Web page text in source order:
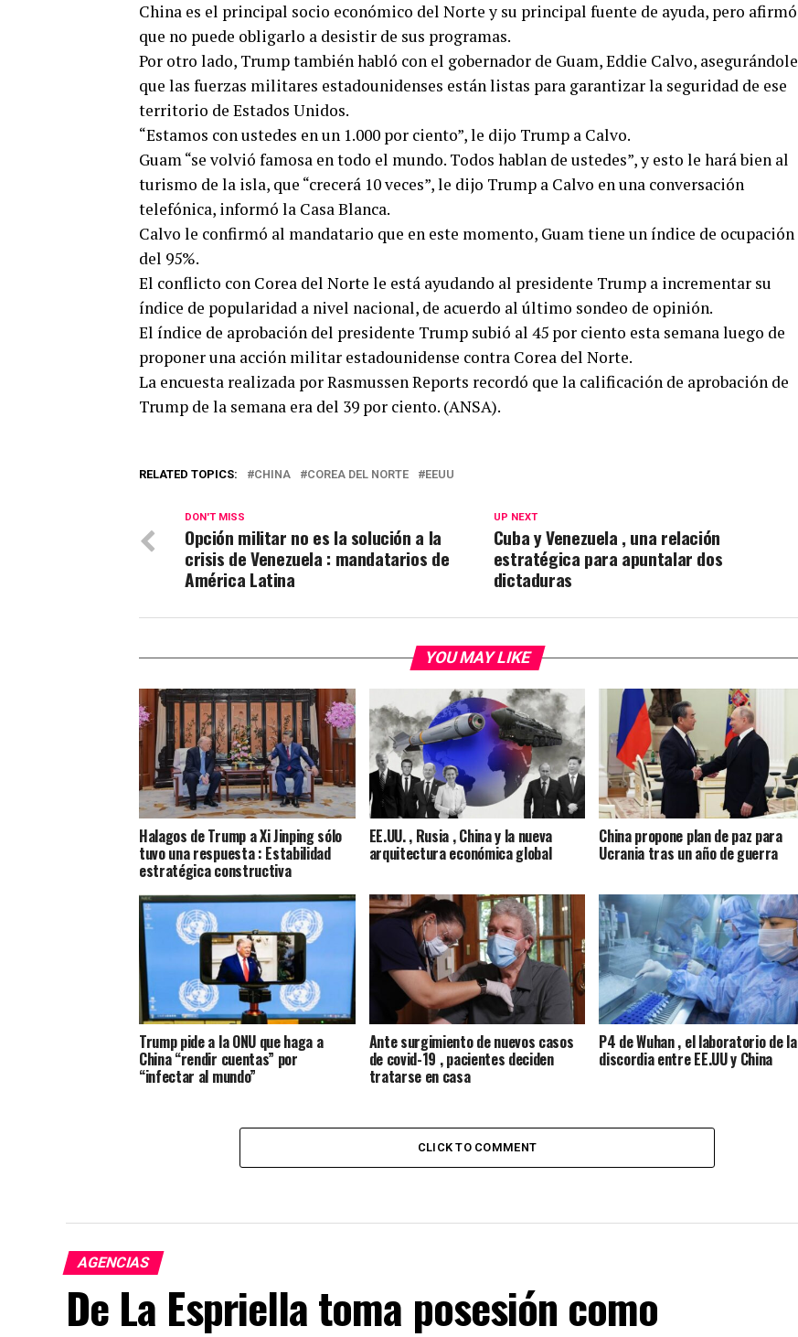
China es el principal socio económico del Norte y su principal fuente de ayuda, pero afirmó
que no puede obligarlo a desistir de sus programas.
Por otro lado, Trump también habló con el gobernador de Guam, Eddie Calvo, asegurándole
que las fuerzas militares estadounidenses están listas para garantizar la seguridad de ese
territorio de Estados Unidos.
“Estamos con ustedes en un 1.000 por ciento”, le dijo Trump a Calvo.
Guam “se volvió famosa en todo el mundo. Todos hablan de ustedes”, y esto le hará bien al
turismo de la isla, que “crecerá 10 veces”, le dijo Trump a Calvo en una conversación
telefónica, informó la Casa Blanca.
Calvo le confirmó al mandatario que en este momento, Guam tiene un índice de ocupación
del 95%.
El conflicto con Corea del Norte le está ayudando al presidente Trump a incrementar su
índice de popularidad a nivel nacional, de acuerdo al último sondeo de opinión.
El índice de aprobación del presidente Trump subió al 45 por ciento esta semana luego de
proponer una acción militar estadounidense contra Corea del Norte.
La encuesta realizada por Rasmussen Reports recordó que la calificación de aprobación de
Trump de la semana era del 39 por ciento. (ANSA).
RELATED TOPICS: CHINA COREA DEL NORTE EEUU
UP NEXT
Cuba y Venezuela , una relación
estratégica para apuntalar dos
dictaduras
DON'T MISS
Opción militar no es la solución a la
crisis de Venezuela : mandatarios de
América Latina
YOU MAY LIKE
Halagos de Trump a Xi Jinping sólo
tuvo una respuesta : Estabilidad
estratégica constructiva
EE.UU. , Rusia , China y la nueva
arquitectura económica global
China propone plan de paz para
Ucrania tras un año de guerra
Trump pide a la ONU que haga a
China “rendir cuentas” por
“infectar al mundo”
Ante surgimiento de nuevos casos
de covid-19 , pacientes deciden
tratarse en casa
P4 de Wuhan , el laboratorio de la
discordia entre EE.UU y China
CLICK TO COMMENT
AGENCIAS
De La Espriella toma posesión como